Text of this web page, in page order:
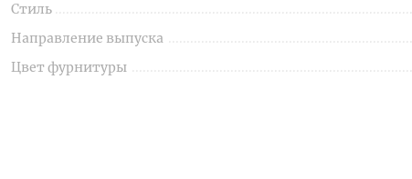
Стиль
Направление выпуска
Цвет фурнитуры